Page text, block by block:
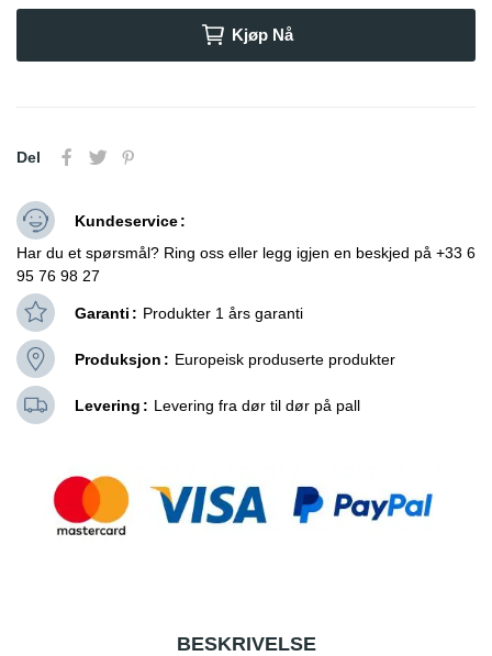
Kjøp Nå
Del
Kundeservice
Har du et spørsmål? Ring oss eller legg igjen en beskjed på +33 6
95 76 98 27
Garanti Produkter 1 års garanti
Produksjon Europeisk produserte produkter
Levering Levering fra dør til dør på pall
BESKRIVELSE